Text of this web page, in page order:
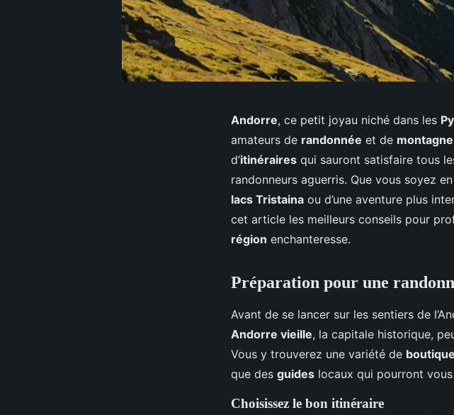
Andorre, ce petit joyau niché dans les
amateurs de randonnée et de montagne
d’itinéraires qui sauront satisfaire tous
randonneurs aguerris. Que vous soyez
lacs Tristaina ou d’une aventure plus
cet article les meilleurs conseils pour
région enchanteresse.
Préparation pour une
Avant de se lancer sur les sentiers de
Andorre vieille, la capitale historique,
Vous y trouverez une variété de
que des guides locaux qui pourront
Choisissez le bon itinéraire